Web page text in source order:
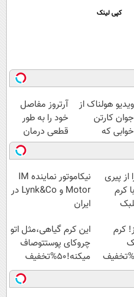
کپی لینک
ویدیو هولناک از
جوان کارتن
خوابی که
میلیاردر شد.
آموزش رایگان
آرتروز مفاصل
خود را به طور
قطعی درمان
کنید!
◗پرسش‌نامه◖
پیری
کرم
نیکاموتور نماینده IM
Motor و Lynk&Co در
ایران
کرم
این کرم گیاهی،مثل اتو
چروکای پوستتوصاف
میکنه!50%تخفیف